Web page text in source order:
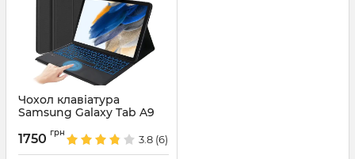
Чохол клавіатура
Samsung Galaxy Tab A9
Bluetooth Keyboard with
1750 грн
3.8 (6)